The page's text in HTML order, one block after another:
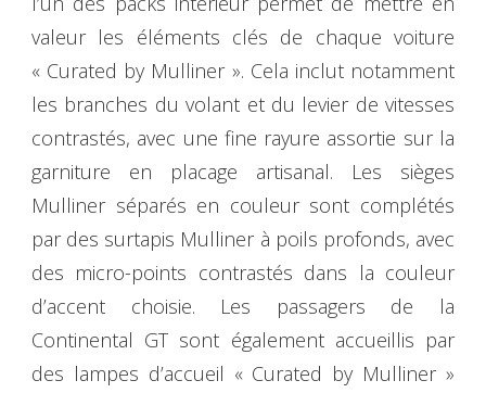
valeur les éléments clés de chaque voiture
« Curated by Mulliner ». Cela inclut notamment
les branches du volant et du levier de vitesses
contrastés, avec une fine rayure assortie sur la
garniture en placage artisanal. Les sièges
Mulliner séparés en couleur sont complétés
par des surtapis Mulliner à poils profonds, avec
des micro-points contrastés dans la couleur
d’accent choisie. Les passagers de la
Continental GT sont également accueillis par
des lampes d’accueil « Curated by Mulliner »